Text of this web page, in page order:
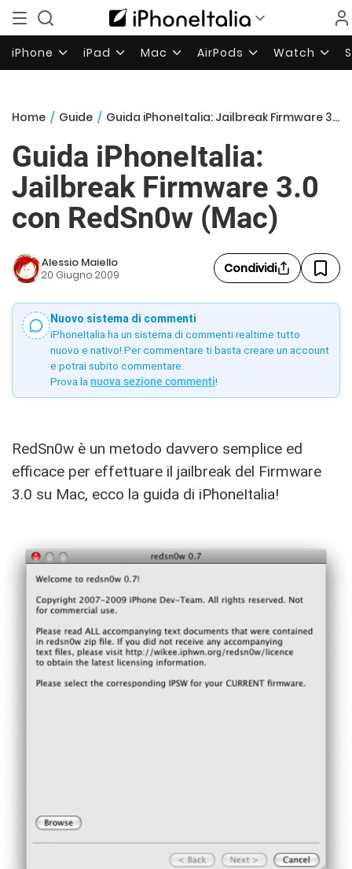
iPhone iPad Mac AirPods Watch
Home / Guide / Guida iPhoneItalia: Jailbreak Firmware 3.0 con RedSn0w (Mac)
Guida iPhoneItalia:
Jailbreak Firmware 3.0
con RedSn0w (Mac)
Alessio Maiello
20 Giugno 2009 Condividi
Nuovo sistema di commenti
iPhoneItalia ha un sistema di commenti realtime tutto
nuovo e nativo! Per commentare ti basta creare un account
e potrai subito commentare.
Prova la nuova sezione commenti!
RedSn0w è un metodo davvero semplice ed
efficace per effettuare il jailbreak del Firmware
3.0 su Mac, ecco la guida di iPhoneItalia!